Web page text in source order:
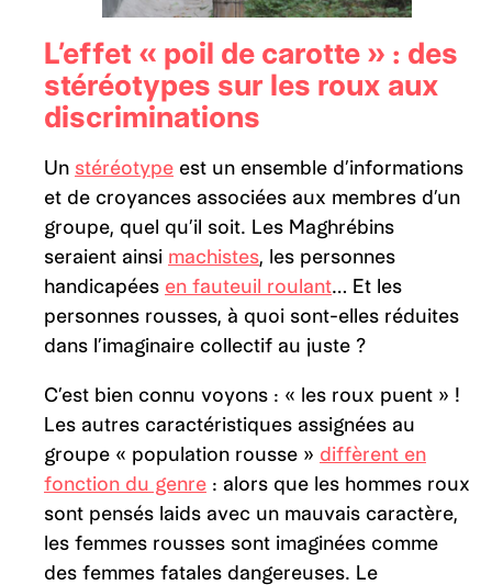
L’effet « poil de carotte » : des
stéréotypes sur les roux aux
discriminations
Un stéréotype est un ensemble d’informations
et de croyances associées aux membres d’un
groupe, quel qu’il soit. Les Maghrébins
seraient ainsi machistes, les personnes
handicapées en fauteuil roulant… Et les
personnes rousses, à quoi sont-elles réduites
dans l’imaginaire collectif au juste ?
C’est bien connu voyons : « les roux puent » !
Les autres caractéristiques assignées au
groupe « population rousse » diffèrent en
fonction du genre : alors que les hommes roux
sont pensés laids avec un mauvais caractère,
les femmes rousses sont imaginées comme
des femmes fatales dangereuses. Le